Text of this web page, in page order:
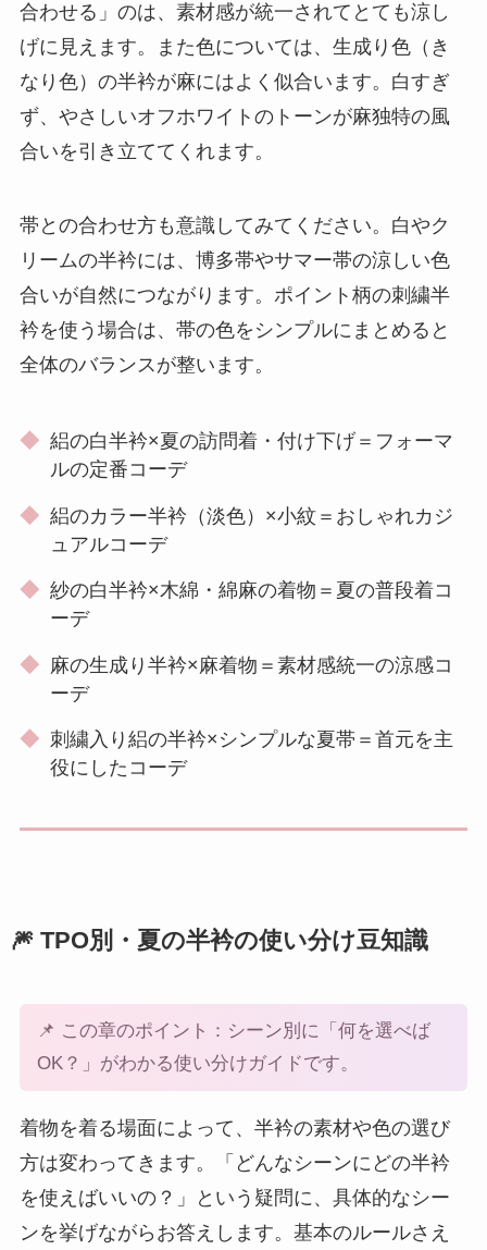
合わせる」のは、素材感が統一されてとても涼し
げに見えます。また色については、生成り色（き
なり色）の半衿が麻にはよく似合います。白すぎ
ず、やさしいオフホワイトのトーンが麻独特の風
合いを引き立ててくれます。
帯との合わせ方も意識してみてください。白やク
リームの半衿には、博多帯やサマー帯の涼しい色
合いが自然につながります。ポイント柄の刺繍半
衿を使う場合は、帯の色をシンプルにまとめると
全体のバランスが整います。
◆ 絽の白半衿×夏の訪問着・付け下げ＝フォーマ
ルの定番コーデ
◆ 絽のカラー半衿（淡色）×小紋＝おしゃれカジ
ュアルコーデ
◆ 紗の白半衿×木綿・綿麻の着物＝夏の普段着コ
ーデ
◆
麻の生成り半衿×麻着物＝素材感統一の涼感コ
ーデ
◆ 刺繍入り絽の半衿×シンプルな夏帯＝首元を主
役にしたコーデ
🎆 TPO別・夏の半衿の使い分け豆知識
📌 この章のポイント：シーン別に「何を選べば
OK？」がわかる使い分けガイドです。
着物を着る場面によって、半衿の素材や色の選び
方は変わってきます。「どんなシーンにどの半衿
を使えばいいの？」という疑問に、具体的なシー
ンを挙げながらお答えします。基本のルールさえ